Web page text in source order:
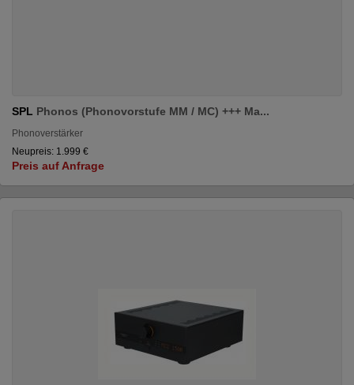
SPL Phonos (Phonovorstufe MM / MC) +++ Ma...
Phonoverstärker
Neupreis: 1.999 €
Preis auf Anfrage